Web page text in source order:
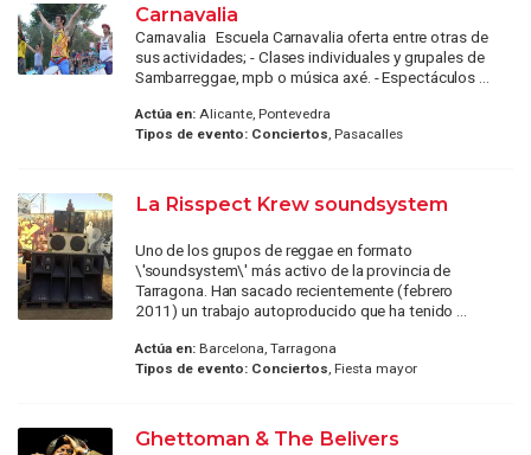
Carnavalia
Carnavalia Escuela Carnavalia oferta entre otras de
sus actividades; - Clases individuales y grupales de
Sambarreggae, mpb o música axé. - Espectáculos ...
Actúa en:Alicante, Pontevedra
Tipos de evento: Conciertos, Pasacalles
La Risspect Krew soundsystem
Uno de los grupos de reggae en formato
\'soundsystem\' más activo de la provincia de
Tarragona. Han sacado recientemente (febrero
2011) un trabajo autoproducido que ha tenido ...
Actúa en:Barcelona, Tarragona
Tipos de evento: Conciertos , Fiesta mayor
Ghettoman & The Belivers